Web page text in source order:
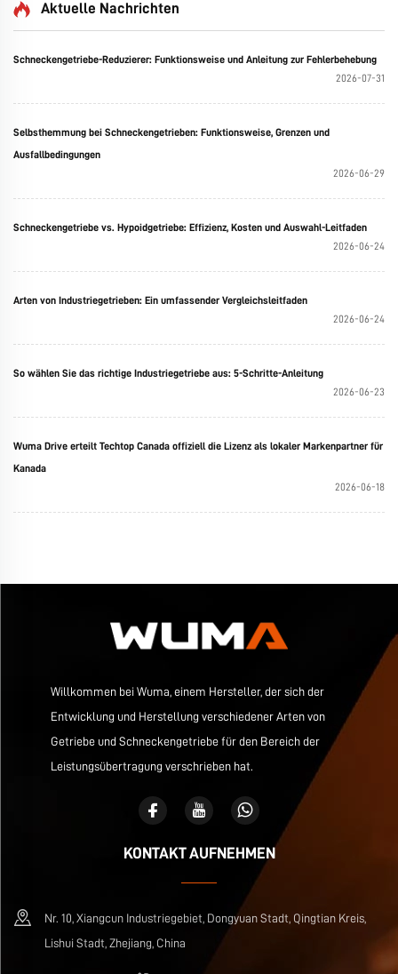
Aktuelle Nachrichten
Schneckengetriebe-Reduzierer: Funktionsweise und Anleitung zur Fehlerbehebung
2026-07-31
Selbsthemmung bei Schneckengetrieben: Funktionsweise, Grenzen und
Ausfallbedingungen
2026-06-29
Schneckengetriebe vs. Hypoidgetriebe: Effizienz, Kosten und Auswahl-Leitfaden
2026-06-24
Arten von Industriegetrieben: Ein umfassender Vergleichsleitfaden
2026-06-24
So wählen Sie das richtige Industriegetriebe aus: 5-Schritte-Anleitung
2026-06-23
Wuma Drive erteilt Techtop Canada offiziell die Lizenz als lokaler Markenpartner für
Kanada
2026-06-18
Willkommen bei Wuma, einem Hersteller, der sich der
Entwicklung und Herstellung verschiedener Arten von
Getriebe und Schneckengetriebe für den Bereich der
Leistungsübertragung verschrieben hat.
KONTAKT AUFNEHMEN
Nr. 10, Xiangcun Industriegebiet, Dongyuan Stadt, Qingtian Kreis,
Lishui Stadt, Zhejiang, China